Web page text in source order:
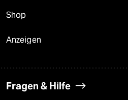
Shop
Anzeigen
Fragen & Hilfe